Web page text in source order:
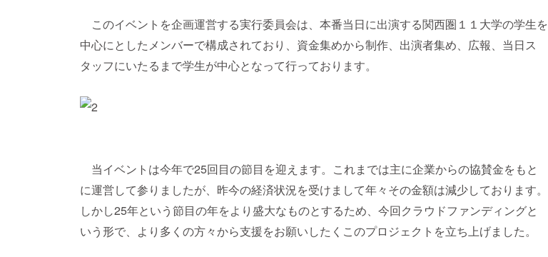
このイベントを企画運営する実行委員会は、本番当日に出演する関西圏１１大学の学生を
中心にとしたメンバーで構成されており、資金集めから制作、出演者集め、広報、当日ス
タッフにいたるまで学生が中心となって行っております。
当イベントは今年で25回目の節目を迎えます。これまでは主に企業からの協賛金をもと
に運営して参りましたが、昨今の経済状況を受けまして年々その金額は減少しております。
しかし25年という節目の年をより盛大なものとするため、今回クラウドファンディングと
いう形で、より多くの方々から支援をお願いしたくこのプロジェクトを立ち上げました。